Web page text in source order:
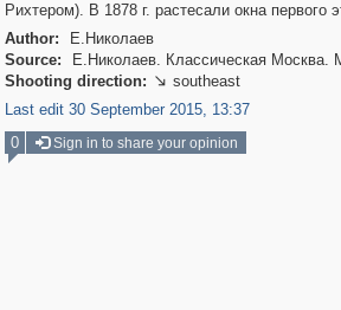
Рихтером). В 1878 г. растесали окна первого
Author:
Е.Николаев
Source:
Е.Николаев. Классическая Москва.
Shooting direction:  southeast
Last edit 30 September 2015, 13:37
0
Sign in to share your opinion